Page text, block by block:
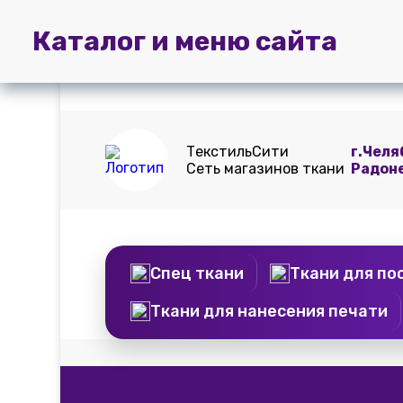
штор
Доставка и
оплата
ТекстильСити
Сеть магазинов ткани
Спец ткани
Ткани для
Ткани для нанесения печати
Каталог и меню сайта